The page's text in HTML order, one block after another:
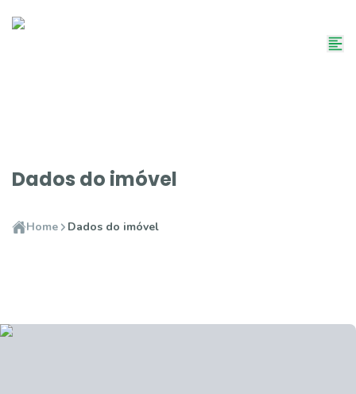
Dados do imóvel
Home Dados do imóvel